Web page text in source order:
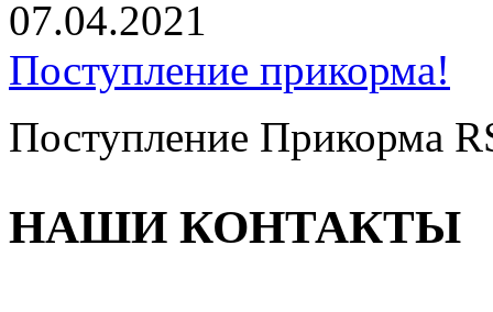
07.04.2021
Поступление прикорма!
Поступление Прикорма
НАШИ КОНТАКТЫ